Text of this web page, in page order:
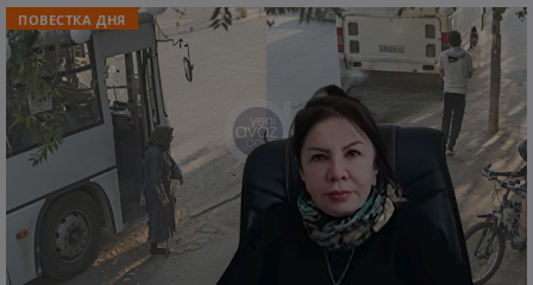
ПОВЕСТКА ДНЯ